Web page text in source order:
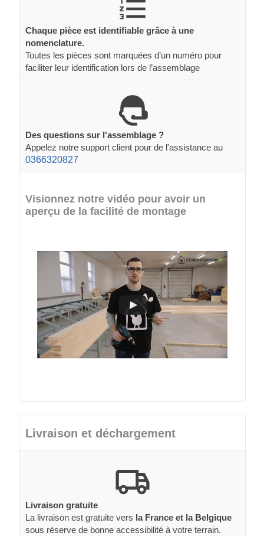
Chaque pièce est identifiable grâce à une
nomenclature.
Toutes les pièces sont marquées d’un numéro pour
faciliter leur identification lors de l’assemblage
Des questions sur l'assemblage ?
Appelez notre support client pour de l'assistance au
0366320827
Visionnez notre vidéo pour avoir un
aperçu de la facilité de montage
Livraison et déchargement
Livraison gratuite
La livraison est gratuite vers la France et la Belgique
sous réserve de bonne accessibilité à votre terrain.